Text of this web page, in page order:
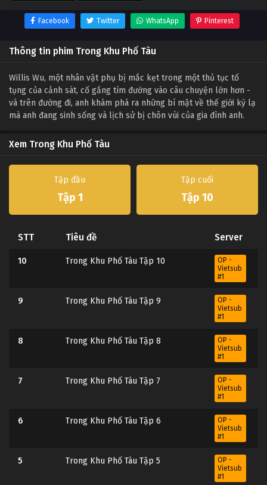
Facebook Twitter WhatsApp Pinterest
Thông tin phim Trong Khu Phố Tàu
Willis Wu, một nhân vật phụ bị mắc kẹt trong một thủ tục tố
tụng của cảnh sát, cố gắng tìm đường vào câu chuyện lớn hơn -
và trên đường đi, anh khám phá ra những bí mật về thế giới kỳ lạ
mà anh đang sinh sống và lịch sử bị chôn vùi của gia đình anh.
Xem Trong Khu Phố Tàu
Tập đầu
Tập 1
Tập cuối
Tập 10
STT Tiêu đề Server
10 Trong Khu Phố Tàu Tập 10
OP -
Vietsub
#1
9 Trong Khu Phố Tàu Tập 9
OP -
Vietsub
#1
8 Trong Khu Phố Tàu Tập 8
OP -
Vietsub
#1
7 Trong Khu Phố Tàu Tập 7
OP -
Vietsub
#1
6 Trong Khu Phố Tàu Tập 6
OP -
Vietsub
#1
5 Trong Khu Phố Tàu Tập 5
OP -
Vietsub
#1